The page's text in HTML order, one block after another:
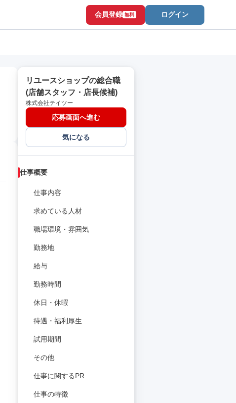
会員登録 無料 ログイン
リユースショップの総合職
(店舗スタッフ・店長候補)
株式会社テイツー
応募画面へ進む
気になる
仕事概要
仕事内容
求めている人材
職場環境・雰囲気
勤務地
給与
勤務時間
休日・休暇
待遇・福利厚生
試用期間
その他
仕事に関するPR
仕事の特徴